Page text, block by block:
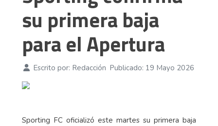
su primera baja
para el Apertura
Escrito por: Redacción Publicado: 19 Mayo 2026
Sporting FC oficializó este martes su primera baja